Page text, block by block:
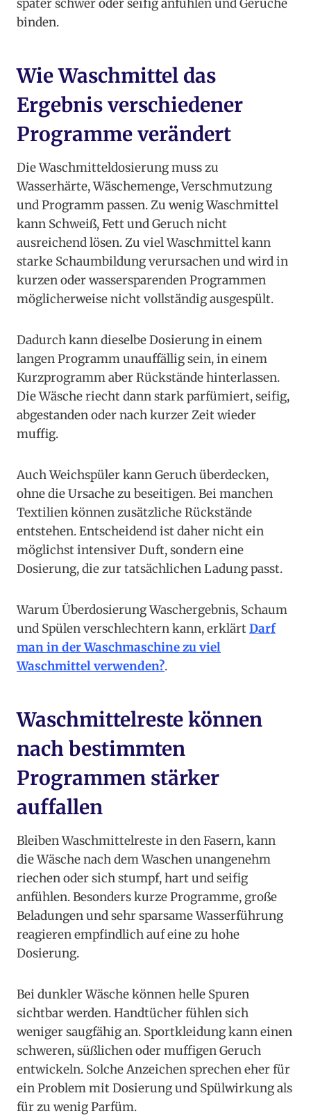
später schwer oder seifig anfühlen und Gerüche
binden.
Wie Waschmittel das
Ergebnis verschiedener
Programme verändert
Die Waschmitteldosierung muss zu
Wasserhärte, Wäschemenge, Verschmutzung
und Programm passen. Zu wenig Waschmittel
kann Schweiß, Fett und Geruch nicht
ausreichend lösen. Zu viel Waschmittel kann
starke Schaumbildung verursachen und wird in
kurzen oder wassersparenden Programmen
möglicherweise nicht vollständig ausgespült.
Dadurch kann dieselbe Dosierung in einem
langen Programm unauffällig sein, in einem
Kurzprogramm aber Rückstände hinterlassen.
Die Wäsche riecht dann stark parfümiert, seifig,
abgestanden oder nach kurzer Zeit wieder
muffig.
Auch Weichspüler kann Geruch überdecken,
ohne die Ursache zu beseitigen. Bei manchen
Textilien können zusätzliche Rückstände
entstehen. Entscheidend ist daher nicht ein
möglichst intensiver Duft, sondern eine
Dosierung, die zur tatsächlichen Ladung passt.
Warum Überdosierung Waschergebnis, Schaum
und Spülen verschlechtern kann, erklärtDarf
man in der Waschmaschine zu viel
Waschmittel verwenden?.
Waschmittelreste können
nach bestimmten
Programmen stärker
auffallen
Bleiben Waschmittelreste in den Fasern, kann
die Wäsche nach dem Waschen unangenehm
riechen oder sich stumpf, hart und seifig
anfühlen. Besonders kurze Programme, große
Beladungen und sehr sparsame Wasserführung
reagieren empfindlich auf eine zu hohe
Dosierung.
Bei dunkler Wäsche können helle Spuren
sichtbar werden. Handtücher fühlen sich
weniger saugfähig an. Sportkleidung kann einen
schweren, süßlichen oder muffigen Geruch
entwickeln. Solche Anzeichen sprechen eher für
ein Problem mit Dosierung und Spülwirkung als
für zu wenig Parfüm.